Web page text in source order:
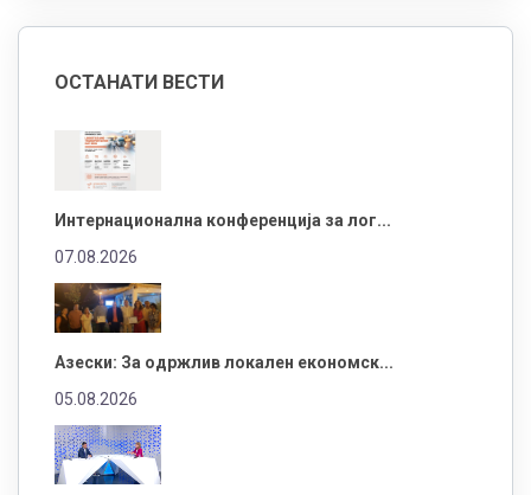
ОСТАНАТИ ВЕСТИ
Интернационална конференција за лог...
07.08.2026
Азески: За одржлив локален економск...
05.08.2026